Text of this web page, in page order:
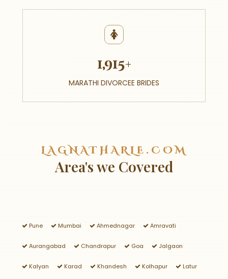
1,915+
MARATHI DIVORCEE BRIDES
LAGNATHARLE.COM
Area's we Covered
Pune Mumbai Ahmednagar Amravati
Aurangabad Chandrapur Goa Jalgaon
Kalyan Karad Khandesh Kolhapur Latur